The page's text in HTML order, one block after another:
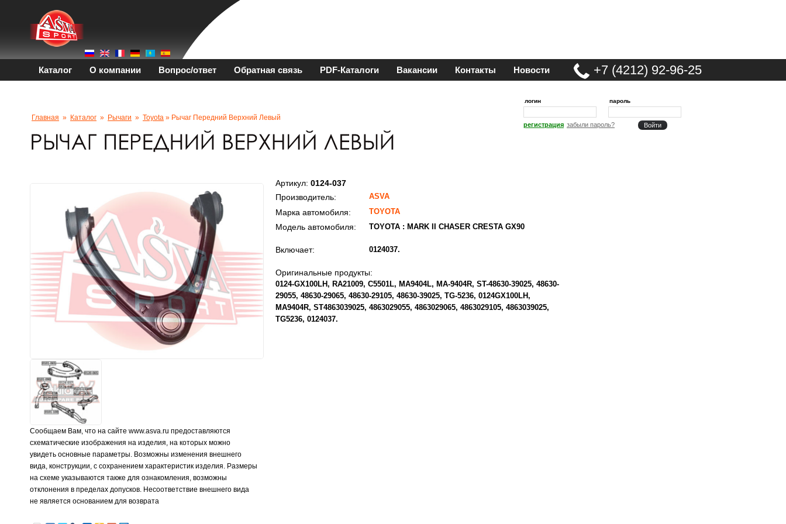
Каталог О компании Вопрос/ответ Обратная связь PDF-Каталоги Вакансии Контакты Новости +7 (4212) 92-96-25
логин пароль
регистрация забыли пароль?
Главная » Каталог » Рычаги » Toyota » Рычаг Передний Верхний Левый
Сообщаем Вам, что на сайте www.asva.ru предоставляются
схематические изображения на изделия, на которых можно
увидеть основные параметры. Возможны изменения внешнего
вида, конструкции, с сохранением характеристик изделия. Размеры
на схеме указываются также для ознакомления, возможны
отклонения в пределах допусков. Несоответствие внешнего вида
не является основанием для возврата
Артикул: 0124-037
Производитель:
ASVA
Марка автомобиля: TOYOTA
Модель автомобиля: TOYOTA : MARK II CHASER CRESTA GX90
Включает: 0124037
Оригинальные продукты:
0124-GX100LH RA21009 C5501L MA9404L MA-9404R ST-48630-39025 48630-
29055 48630-29065 48630-29105 48630-39025 TG-5236 0124GX100LH
MA9404R ST4863039025 4863029055 4863029065 4863029105 4863039025
TG5236 0124037